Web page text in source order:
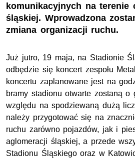
komunikacyjnych na terenie
śląskiej. Wprowadzona
zmiana organizacji ruchu.
Już jutro, 19 maja, na Stadionie
odbędzie się koncert zespołu
koncertu zaplanowane jest na
bramy stadionu otwarte zostaną o
względu na spodziewaną dużą
należy przygotować się na
ruchu zarówno pojazdów, jak i
aglomeracji śląskiej, a przede
Stadionu Śląskiego oraz w